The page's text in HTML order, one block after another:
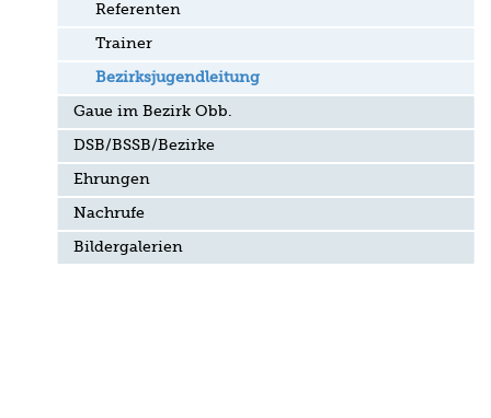
Referenten
Trainer
Bezirksjugendleitung
Gaue im Bezirk Obb.
DSB/BSSB/Bezirke
Ehrungen
Nachrufe
Bildergalerien